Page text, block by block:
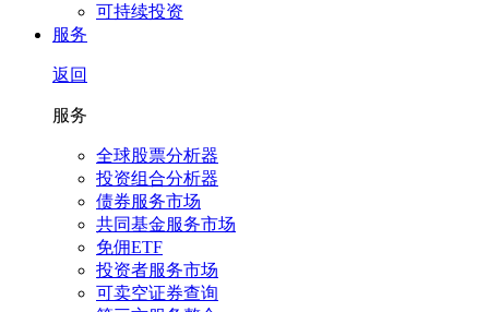
可持续投资
服务
返回
服务
全球股票分析器
投资组合分析器
债券服务市场
共同基金服务市场
免佣ETF
投资者服务市场
可卖空证券查询